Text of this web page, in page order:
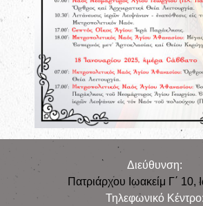
Διεύθυνση:
Πατριάρχου Ιωακείμ Γ΄ 10,
Τηλεφωνικό Κέντρο: